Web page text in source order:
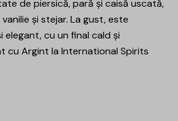
de piersică, pară și caisă uscată,
și stejar. La gust, este
cu un final cald și
cu Argint la International Spirits